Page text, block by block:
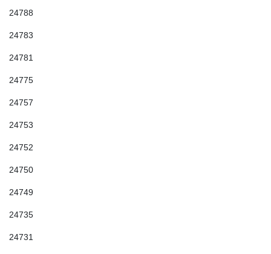
24788
24783
24781
24775
24757
24753
24752
24750
24749
24735
24731